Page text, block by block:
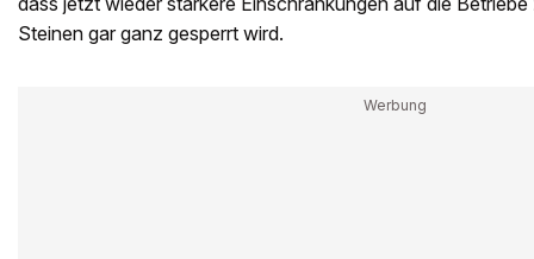
Steinen gar ganz gesperrt wird.